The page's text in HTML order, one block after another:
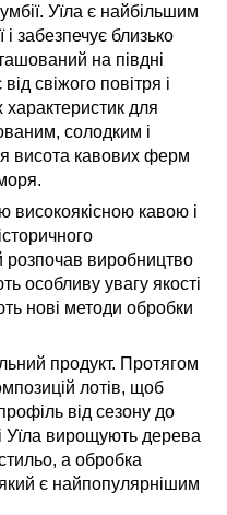
Уїла є найбільшим
забезпечує близько
на півдні
свіжого повітря і
характеристик для
солодким і
висота кавових ферм
високоякісною кавою і
розпочав виробництво
особливу увагу якості
нові методи обробки
продукт. Протягом
лотів, щоб
від сезону до
Уїла вирощують дерева
а обробка
є найпопулярнішим